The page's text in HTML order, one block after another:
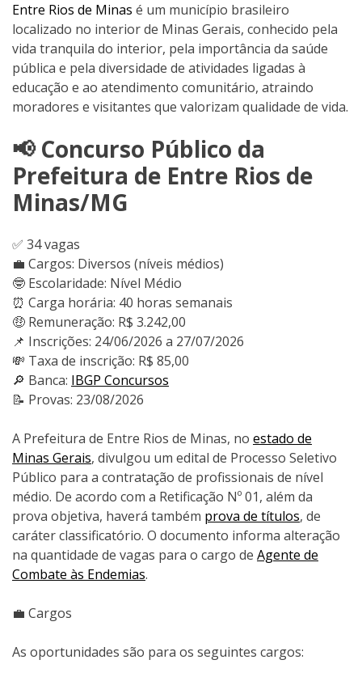
Entre Rios de Minas é um município brasileiro
localizado no interior de Minas Gerais, conhecido pela
vida tranquila do interior, pela importância da saúde
pública e pela diversidade de atividades ligadas à
educação e ao atendimento comunitário, atraindo
moradores e visitantes que valorizam qualidade de vida.
📢 Concurso Público da
Prefeitura de Entre Rios de
Minas/MG
✅ 34 vagas
💼 Cargos: Diversos (níveis médios)
🤓 Escolaridade: Nível Médio
⏰ Carga horária: 40 horas semanais
🤑 Remuneração: R$ 3.242,00
📌 Inscrições: 24/06/2026 a 27/07/2026
💸 Taxa de inscrição: R$ 85,00
🔎 Banca: IBGP Concursos
📝 Provas: 23/08/2026
A Prefeitura de Entre Rios de Minas, no estado de
Minas Gerais, divulgou um edital de Processo Seletivo
Público para a contratação de profissionais de nível
médio. De acordo com a Retificação Nº 01, além da
prova objetiva, haverá também prova de títulos, de
caráter classificatório. O documento informa alteração
na quantidade de vagas para o cargo de Agente de
Combate às Endemias.
💼 Cargos
As oportunidades são para os seguintes cargos: